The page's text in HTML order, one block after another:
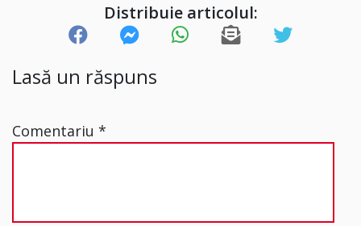
Distribuie articolul:
Lasă un răspuns
Comentariu *